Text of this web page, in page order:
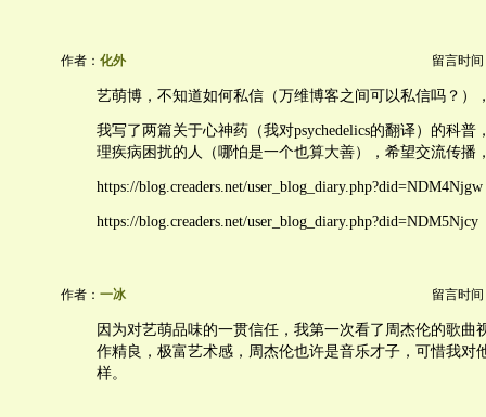
作者： 化外 留言时间
艺萌博，不知道如何私信（万维博客之间可以私信吗？）
我写了两篇关于心神药（我对psychedelics的翻译）的科普
理疾病困扰的人（哪怕是一个也算大善），希望交流传播
https://blog.creaders.net/user_blog_diary.php?did=NDM4Njgw
https://blog.creaders.net/user_blog_diary.php?did=NDM5Njcy
作者： 一冰 留言时间
因为对艺萌品味的一贯信任，我第一次看了周杰伦的歌曲
作精良，极富艺术感，周杰伦也许是音乐才子，可惜我对
样。